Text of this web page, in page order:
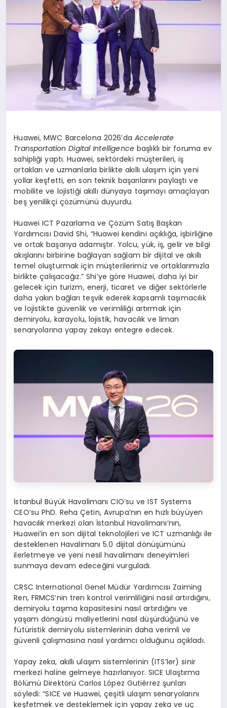
Huawei, MWC Barcelona 2026’da Accelerate
Transportation Digital Intelligencebaşlıklı bir foruma ev
sahipliği yaptı. Huawei, sektördeki müşterileri, iş
ortakları ve uzmanlarla birlikte akıllı ulaşım için yeni
yollar keşfetti, en son teknik başarılarını paylaştı ve
mobilite ve lojistiği akıllı dünyaya taşımayı amaçlayan
beş yenilikçi çözümünü duyurdu.
Huawei ICT Pazarlama ve Çözüm Satış Başkan
Yardımcısı David Shi, “Huawei kendini açıklığa, işbirliğine
ve ortak başarıya adamıştır. Yolcu, yük, iş, gelir ve bilgi
akışlarını birbirine bağlayan sağlam bir dijital ve akıllı
temel oluşturmak için müşterilerimiz ve ortaklarımızla
birlikte çalışacağız.” Shi’ye göre Huawei, daha iyi bir
gelecek için turizm, enerji, ticaret ve diğer sektörlerle
daha yakın bağları teşvik ederek kapsamlı taşımacılık
ve lojistikte güvenlik ve verimliliği artırmak için
demiryolu, karayolu, lojistik, havacılık ve liman
senaryolarına yapay zekayı entegre edecek.
İstanbul Büyük Havalimanı CIO’su ve IST Systems
CEO’su PhD. Reha Çetin, Avrupa’nın en hızlı büyüyen
havacılık merkezi olan İstanbul Havalimanı’nın,
Huawei’in en son dijital teknolojileri ve ICT uzmanlığı ile
desteklenen Havalimanı 5.0 dijital dönüşümünü
ilerletmeye ve yeni nesil havalimanı deneyimleri
sunmaya devam edeceğini vurguladı.
CRSC International Genel Müdür Yardımcısı Zaiming
Ren, FRMCS’nin tren kontrol verimliliğini nasıl artırdığını,
demiryolu taşıma kapasitesini nasıl artırdığını ve
yaşam döngüsü maliyetlerini nasıl düşürdüğünü ve
fütüristik demiryolu sistemlerinin daha verimli ve
güvenli çalışmasına nasıl yardımcı olduğunu açıkladı.
Yapay zeka, akıllı ulaşım sistemlerinin (ITS’ler) sinir
merkezi haline gelmeye hazırlanıyor. SICE Ulaştırma
Bölümü Direktörü Carlos López Gutiérrez şunları
söyledi: “SICE ve Huawei, çeşitli ulaşım senaryolarını
keşfetmek ve desteklemek için yapay zeka ve uç